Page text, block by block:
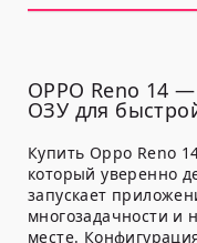
OPPO Reno 14
ОЗУ для
Купить Oppo Reno
который уверенно
запускает
многозадачности и
месте.